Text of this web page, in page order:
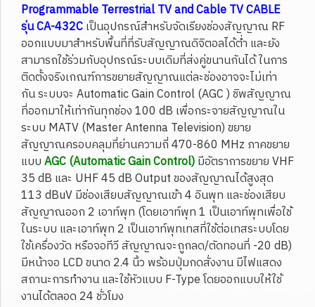
Programmable Terrestrial TV and Cable TV CABLE
รุ่น CA-432Cเป็นอุปกรณ์สำหรับจัดเรียงช่องสัญญาณ RF
ออกแบบมาสำหรับพื้นที่ที่รับสัญญาณดิจิตอลได้ต่ำ และยัง
สามารถใช้ร่วมกับอุปกรณ์ระบบเดิมที่ส่งคู่ขนานกันได้ ในการ
ติดตั้งจริงเกณฑ์การขยายสัญญาณแต่ละช่องอาจจะไม่เท่า
กัน ระบบจะ Automatic Gain Control (AGC ) ชิพสัญญาณ
ที่ออกมาให้เท่ากันทุกช่อง 100 dB เพื่อกระจายสัญญาณใน
ระบบ MATV (Master Antenna Television) ขยาย
สัญญาณครอบคลุมที่ย่านความถี่ 470-860 MHz ภาคขยาย
แบบAGC (Automatic Gain Control)มีอัตราการขยาย VHF
35 dB และ UHF 45 dB Output ของสัญญาณได้สูงสุด
113 dBuV มีช่องเสียบสัญญาณเข้า 4 อินพุท และช่องเสียบ
สัญญาณออก 2 เอาท์พุท (โดยเอาท์พุท 1 เป็นเอาท์พุทเพื่อใช้
ในระบบ และเอาท์พุท 2 เป็นเอาท์พุทเทสที่ใช้ต่อเทสระบบโดย
ใช้เครื่องวัด หรือจอทีวี สัญญาณจะถูกลด/ตัดทอนที่ -20 dB)
มีหน้าจอ LCD ขนาด 2.4 นิ้ว พร้อมปุ่มกดสั่งงาน มีไฟแสดง
สถานะการทำงาน และใช้หัวแบบ F-Type โดยออกแบบให้ใช้
งานได้ตลอด 24 ชั่วโมง